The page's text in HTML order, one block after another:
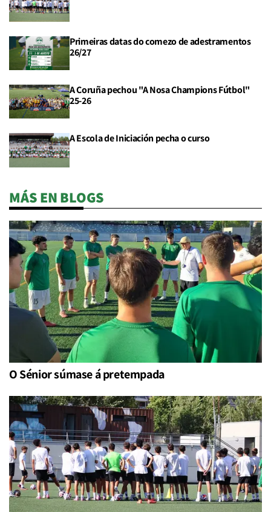
Primeiras datas do comezo de adestramentos
26/27
A Coruña pechou "A Nosa Champions Fútbol"
25-26
A Escola de Iniciación pecha o curso
MÁS EN BLOGS
O Sénior súmase á pretempada